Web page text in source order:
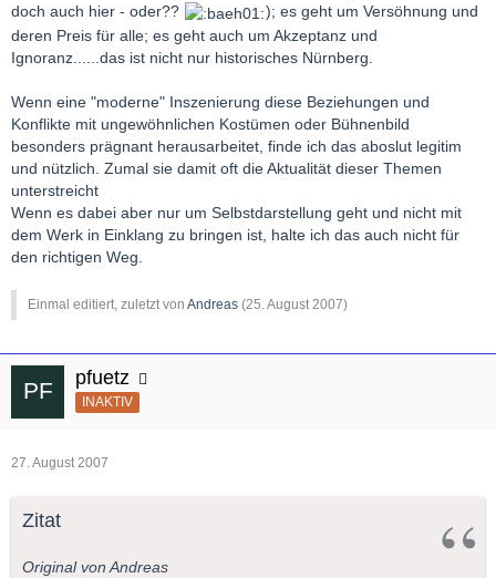
doch auch hier - oder??
); es geht um Versöhnung und
deren Preis für alle; es geht auch um Akzeptanz und
Ignoranz......das ist nicht nur historisches Nürnberg.
Wenn eine "moderne" Inszenierung diese Beziehungen und
Konflikte mit ungewöhnlichen Kostümen oder Bühnenbild
besonders prägnant herausarbeitet, finde ich das aboslut legitim
und nützlich. Zumal sie damit oft die Aktualität dieser Themen
unterstreicht
Wenn es dabei aber nur um Selbstdarstellung geht und nicht mit
dem Werk in Einklang zu bringen ist, halte ich das auch nicht für
den richtigen Weg.
Einmal editiert, zuletzt von Andreas (25. August 2007)
pfuetz
INAKTIV
27. August 2007
Zitat
Original von Andreas